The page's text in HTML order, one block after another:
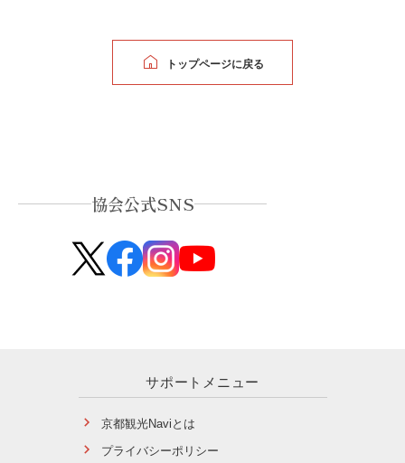
トップページに戻る
協会公式SNS
サポートメニュー
京都観光Naviとは
プライバシーポリシー